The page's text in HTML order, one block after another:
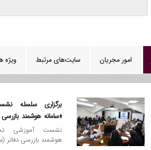
امور مجریان سایت‌های مرتبط ویژه
برگزاری سلسله
«سامانه هوشمند بازرسی
موسسه حسابرسی تأمین
نشست آموزشی
هوشمند بازرسی دفاتر